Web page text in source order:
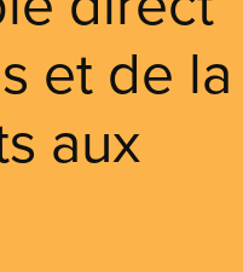
et de la
aux